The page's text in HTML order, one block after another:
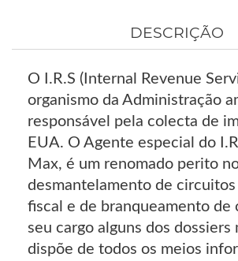
DESCRIÇÃO
O I.R.S (Internal Revenue
organismo da Administração
responsável pela colecta de
EUA. O Agente especial do
Max, é um renomado perito
desmantelamento de circuitos
fiscal e de branqueamento de
seu cargo alguns dos dossiers
dispõe de todos os meios